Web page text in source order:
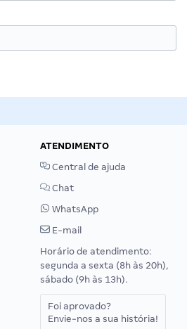
ATENDIMENTO
Central de ajuda
Chat
WhatsApp
E-mail
Horário de atendimento:
segunda a sexta (8h às 20h),
sábado (9h às 13h).
Foi aprovado?
Envie-nos a sua história!